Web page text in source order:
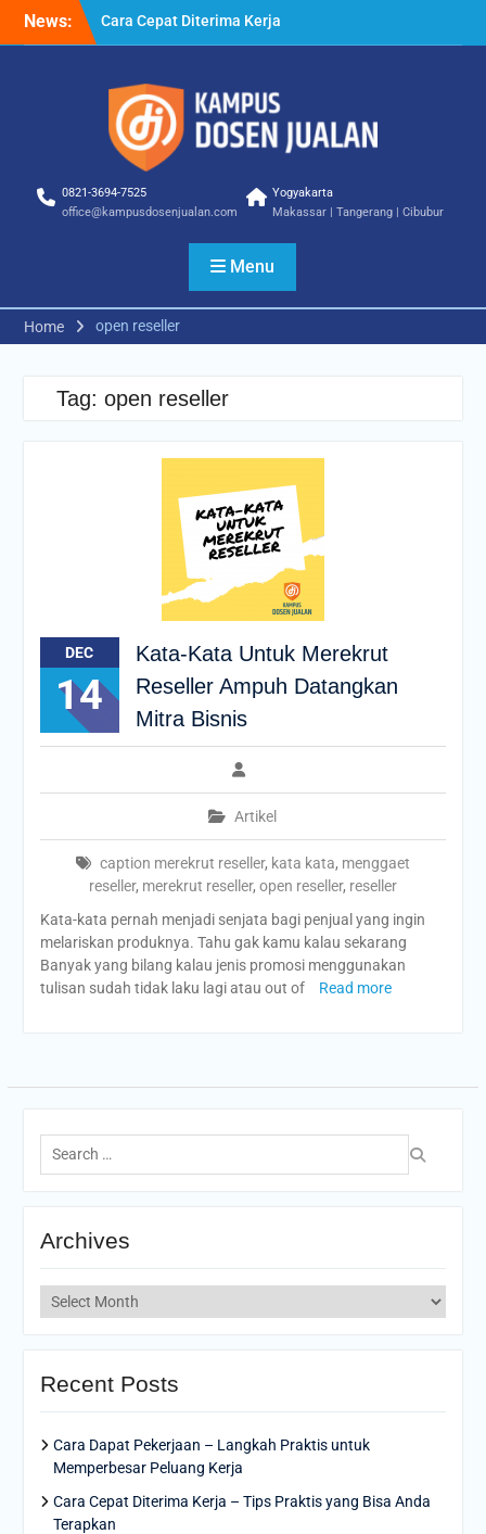
News:
Cara Cepat Diterima Kerja
– Tips Praktis yang Bisa
Cara Biar Dapat Pekerjaan
– Panduan Lengkap untuk
Pencari Kerja
Cara Dapat Pekerjaan –
Memperbesar Peluang
0821-3694-7525
office@kampusdosenjualan.com
Yogyakarta
Makassar | Tangerang | Cibubur
Menu
Home open reseller
Tag: open reseller
DEC
14
Kata-Kata Untuk Merekrut
Reseller Ampuh Datangkan
Mitra Bisnis
Artikel
caption merekrut reseller, kata kata, menggaet
reseller, merekrut reseller, open reseller, reseller
Kata-kata pernah menjadi senjata bagi penjual yang ingin
melariskan produknya. Tahu gak kamu kalau sekarang
Banyak yang bilang kalau jenis promosi menggunakan
tulisan sudah tidak laku lagi atau out of
Read more
Search
for:
Archives
Archives
Recent Posts
Cara Dapat Pekerjaan – Langkah Praktis untuk
Memperbesar Peluang Kerja
Cara Cepat Diterima Kerja – Tips Praktis yang Bisa Anda
Terapkan